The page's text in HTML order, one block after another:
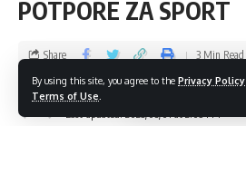
By using this site, you agree to the Privacy Policy
Terms of Use
POTPORE ZA SPORT
Last updated: 2023/08/01 at 2:05 PM
admin
Share 3 Min Read